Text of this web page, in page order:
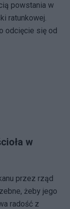
powstania w
ratunkowej.
odcięcie się od
w
przez rząd
żeby jego
radość z